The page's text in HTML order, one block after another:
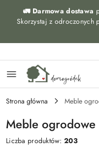
Przejdź do treści
Przejdź do
Przejdź do moje
Przejdź do menu
Przejdź do stopki
🚛 Darmowa dostawa
Skorzystaj z odroczonych
Strona główna Meble
Meble ogrodowe
Liczba produktów:203